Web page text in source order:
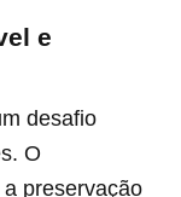
e
desafio
O
preservação